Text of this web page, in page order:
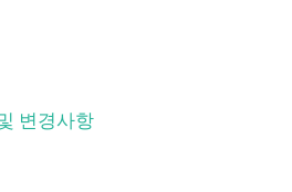
변경사항